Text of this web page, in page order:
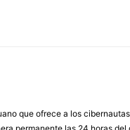
que ofrece a los cibernautas